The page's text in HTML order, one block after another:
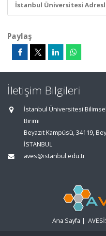
İstanbul Üniversitesi
Paylaş
İletişim Bilgileri
İstanbul Üniversitesi
Birimi
Beyazıt Kampüsü, 34119,
İSTANBUL
aves@istanbul.edu.tr
Ana Sayfa |